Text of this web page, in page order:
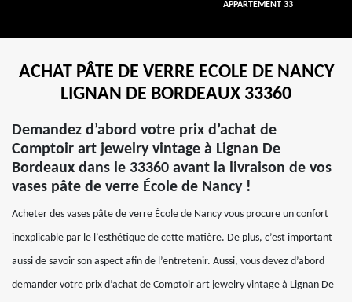
APPARTEMENT 33
ACHAT PÂTE DE VERRE ECOLE DE NANCY
LIGNAN DE BORDEAUX 33360
Demandez d’abord votre prix d’achat de
Comptoir art jewelry vintage à Lignan De
Bordeaux dans le 33360 avant la livraison de vos
vases pâte de verre École de Nancy !
Acheter des vases pâte de verre École de Nancy vous procure un confort
inexplicable par le l’esthétique de cette matière. De plus, c’est important
aussi de savoir son aspect afin de l’entretenir. Aussi, vous devez d’abord
demander votre prix d’achat de Comptoir art jewelry vintage à Lignan De